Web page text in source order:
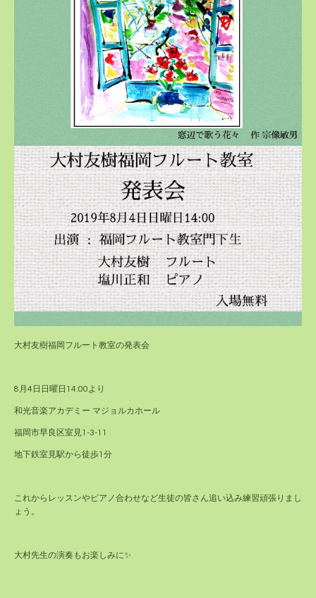
大村友樹福岡フルート教室の発表会
8月4日日曜日14:00より
和光音楽アカデミー マジョルカホール
福岡市早良区室見1-3-11
地下鉄室見駅から徒歩1分
これからレッスンやピアノ合わせなど生徒の皆さん追い込み練習頑張りまし
ょう。
大村先生の演奏もお楽しみに✨